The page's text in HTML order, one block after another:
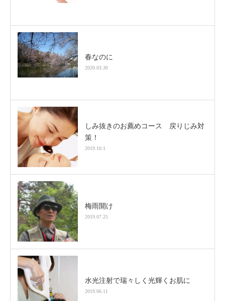
春なのに
2020.03.30
しみ抜きのお薦めコース 戻りじみ対
策！
2019.10.1
梅雨開け
2019.07.25
水光注射で瑞々しく光輝くお肌に
2019.06.11